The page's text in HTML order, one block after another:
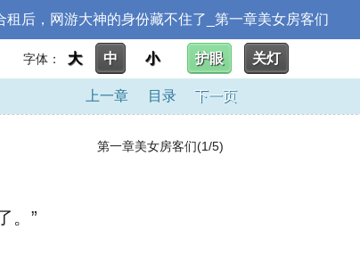
租后，网游大神的身份藏不住了_第一章美女房客们
字体： 大 中 小 护眼 关灯
上一章 目录 下一页
第一章美女房客们(1/5)
。”